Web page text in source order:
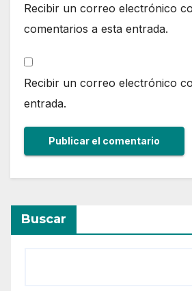
Recibir un correo electrónico
comentarios a esta entrada.
Recibir un correo electrónico
entrada.
Buscar